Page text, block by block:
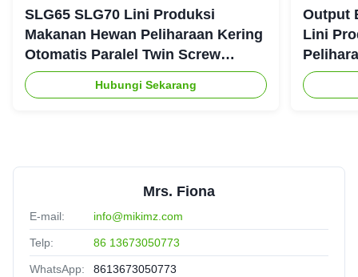
SLG65 SLG70 Lini Produksi
Makanan Hewan Peliharaan Kering
Otomatis Paralel Twin Screw
Extruder CE
Hubungi Sekarang
Output
Lini
Mrs. Fiona
E-mail: info@mikimz.com
Telp: 86 13673050773
WhatsApp: 8613673050773